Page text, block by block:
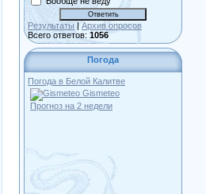
Результаты | Архив опросов
Всего ответов: 1056
Погода
Погода в Белой Калитве
Gismeteo
Прогноз на 2 недели